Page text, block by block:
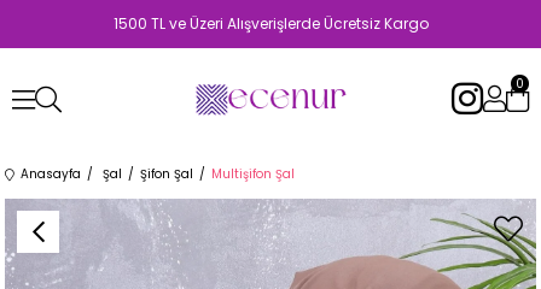
1500 TL ve Üzeri Alışverişlerde Ücretsiz Kargo
0
Anasayfa Şal Şifon Şal Multişifon Şal